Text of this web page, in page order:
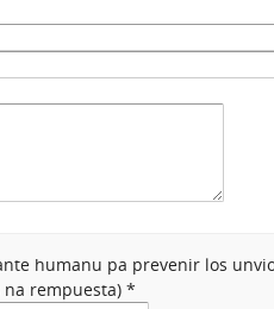
humanu pa prevenir los
na rempuesta)*